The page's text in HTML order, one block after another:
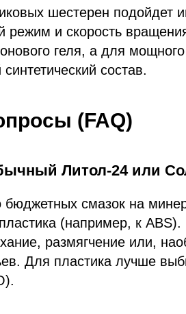
шестерен подойдет
режим и скорость
геля, а для
состав.
(FAQ)
Литол-24 или
бюджетных смазок на
(например, к
размягчение или,
Для пластика лучше